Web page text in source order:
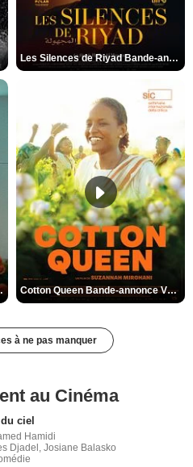
Les Silences de Riyad Bande-annonce VO STFR
VO STFR Cotton Queen Bande-annonce VO STFR
à ne pas manquer
au Cinéma
ciel
Hamidi
Djadel, Josiane Balasko